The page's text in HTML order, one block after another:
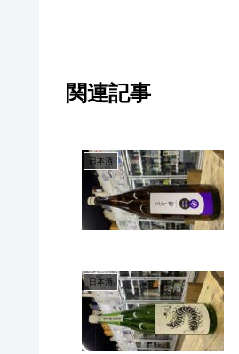
関連記事
日本酒
日本酒